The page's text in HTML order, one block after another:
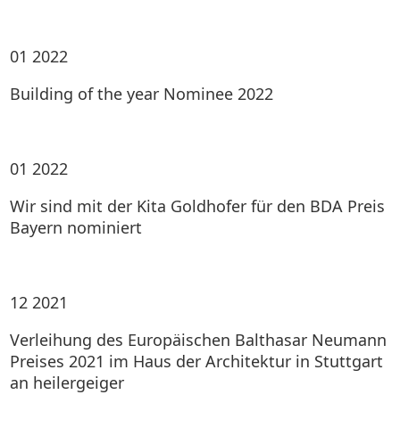
01 2022
Building of the year Nominee 2022
01 2022
Wir sind mit der Kita Goldhofer für den BDA Preis
Bayern nominiert
12 2021
Verleihung des Europäischen Balthasar Neumann
Preises 2021 im Haus der Architektur in Stuttgart
an heilergeiger